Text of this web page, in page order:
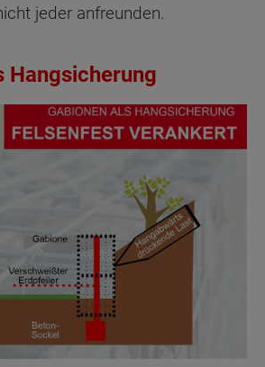
jeder anfreunden.
Hangsicherung